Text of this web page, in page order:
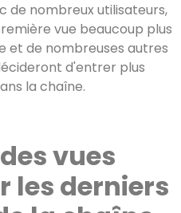
de nombreux utilisateurs,
vue beaucoup plus
de nombreuses autres
d'entrer plus
la chaîne.
vues
les derniers